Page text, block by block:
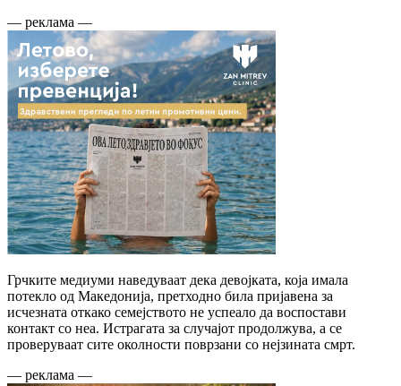
— реклама —
Грчките медиуми наведуваат дека девојката, која имала
потекло од Македонија, претходно била пријавена за
исчезната откако семејството не успеало да воспостави
контакт со неа. Истрагата за случајот продолжува, а се
проверуваат сите околности поврзани со нејзината смрт.
— реклама —